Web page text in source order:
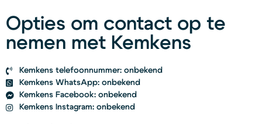
Opties om contact op te
nemen met Kemkens
Kemkens telefoonnummer: onbekend
Kemkens WhatsApp: onbekend
Kemkens Facebook: onbekend
Kemkens Instagram: onbekend